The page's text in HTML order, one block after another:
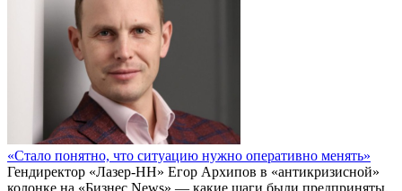
«Стало понятно, что ситуацию нужно оперативно менять»
Гендиректор «Лазер-НН» Егор Архипов в «антикризисной»
колонке на «Бизнес News» — какие шаги были предприняты,